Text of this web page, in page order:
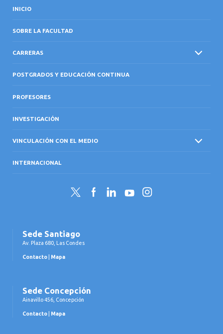
INICIO
SOBRE LA FACULTAD
CARRERAS
POSTGRADOS Y EDUCACIÓN CONTINUA
PROFESORES
INVESTIGACIÓN
VINCULACIÓN CON EL MEDIO
INTERNACIONAL
Twitter FacebookLinkedInYouTubeInstagram
Sede Santiago
Av. Plaza 680, Las Condes
Contacto Mapa
Sede Concepción
Ainavillo 456, Concepción
Contacto Mapa